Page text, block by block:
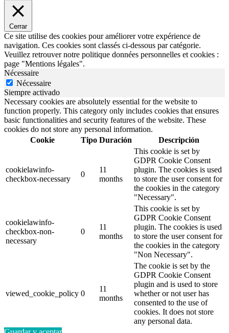
Cerrar
Ce site utilise des cookies pour améliorer votre expérience de
navigation. Ces cookies sont classés ci-dessous par catégorie.
Veuillez retrouver notre politique données personnelles et cookies :
page "Mentions légales".
Nécessaire
Nécessaire
Siempre activado
Necessary cookies are absolutely essential for the website to
function properly. This category only includes cookies that ensures
basic functionalities and security features of the website. These
cookies do not store any personal information.
Cookie
Tipo Duración Descripción
cookielawinfo-
checkbox-necessary
0
11
months
This cookie is set by
GDPR Cookie Consent
plugin. The cookies is used
to store the user consent for
the cookies in the category
"Necessary".
cookielawinfo-
checkbox-non-
necessary
0
11
months
This cookie is set by
GDPR Cookie Consent
plugin. The cookies is used
to store the user consent for
the cookies in the category
"Non Necessary".
viewed_cookie_policy 0
11
months
The cookie is set by the
GDPR Cookie Consent
plugin and is used to store
whether or not user has
consented to the use of
cookies. It does not store
any personal data.